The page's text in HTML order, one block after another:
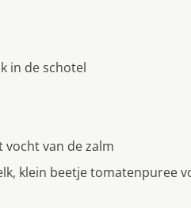
in de schotel
van de zalm
klein beetje tomatenpuree